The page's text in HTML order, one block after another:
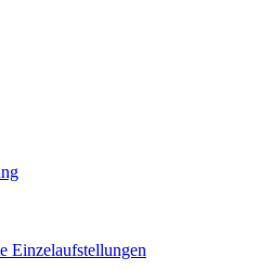
Einzelaufstellungen